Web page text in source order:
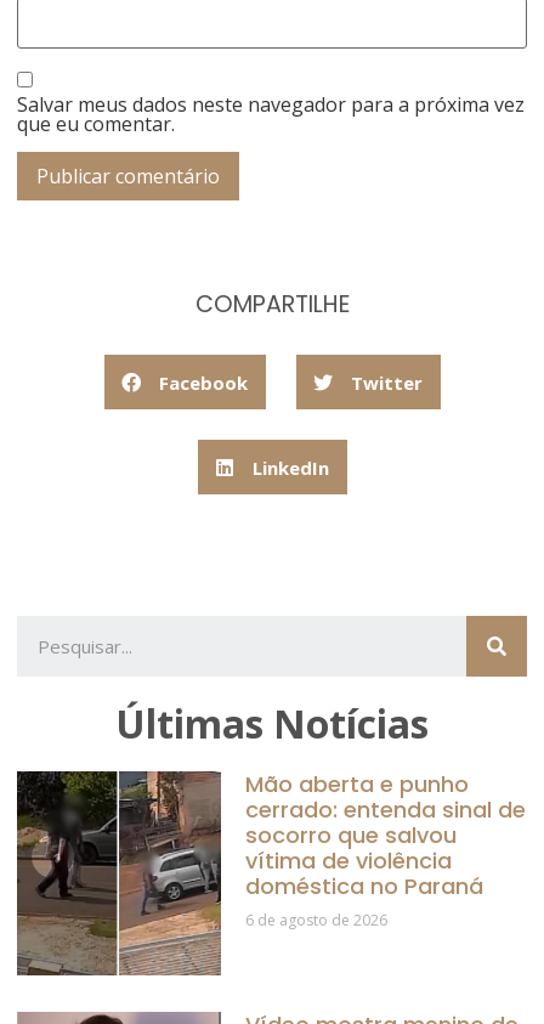
Salvar meus dados neste navegador para a próxima vez
que eu comentar.
COMPARTILHE
Facebook Twitter
LinkedIn
Últimas Notícias
Mão aberta e punho
cerrado: entenda sinal de
socorro que salvou
vítima de violência
doméstica no Paraná
6 de agosto de 2026